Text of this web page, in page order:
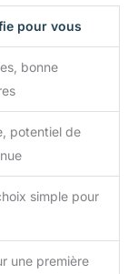
pour vous
bonne
potentiel de
simple pour
une première